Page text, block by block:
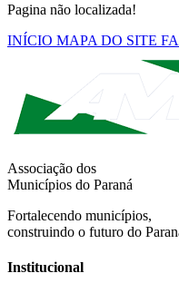
Pagina não localizada!
INÍCIO MAPA DO SITE
Associação dos
Municípios do Paraná
Fortalecendo municípios,
construindo o futuro do
Institucional